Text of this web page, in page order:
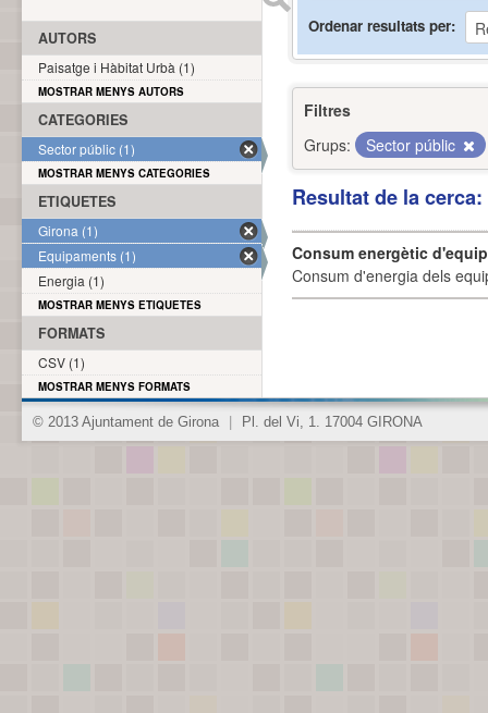
Ordenar resultats per
Filtres
Grups:
Sector públic
Resultat de la
Consum energètic
Consum d'energia dels
AUTORS
Paisatge i Hàbitat Urbà (1)
MOSTRAR MENYS AUTORS
CATEGORIES
Sector públic (1)
MOSTRAR MENYS CATEGORIES
ETIQUETES
Girona (1)
Equipaments (1)
Energia (1)
MOSTRAR MENYS ETIQUETES
FORMATS
CSV (1)
MOSTRAR MENYS FORMATS
© 2013 Ajuntament de Girona Pl. del Vi, 1. 17004 GIRONA